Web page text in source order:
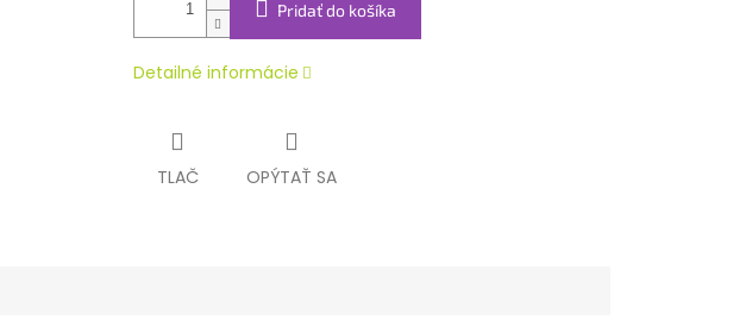
Pridať do košíka
Detailné informácie
TLAČ OPÝTAŤ SA